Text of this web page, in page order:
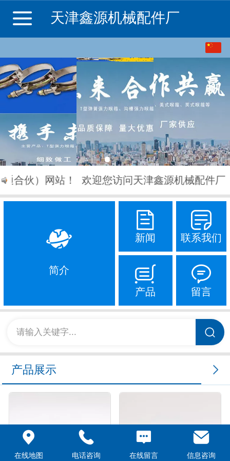
天津鑫源机械配件厂
English
合伙）网站！ 欢迎您访问天津鑫源机械配件厂
简介
新闻 联系我们
产品 留言
请输入关键字...
产品展示
在线地图 电话咨询 在线留言 信息咨询